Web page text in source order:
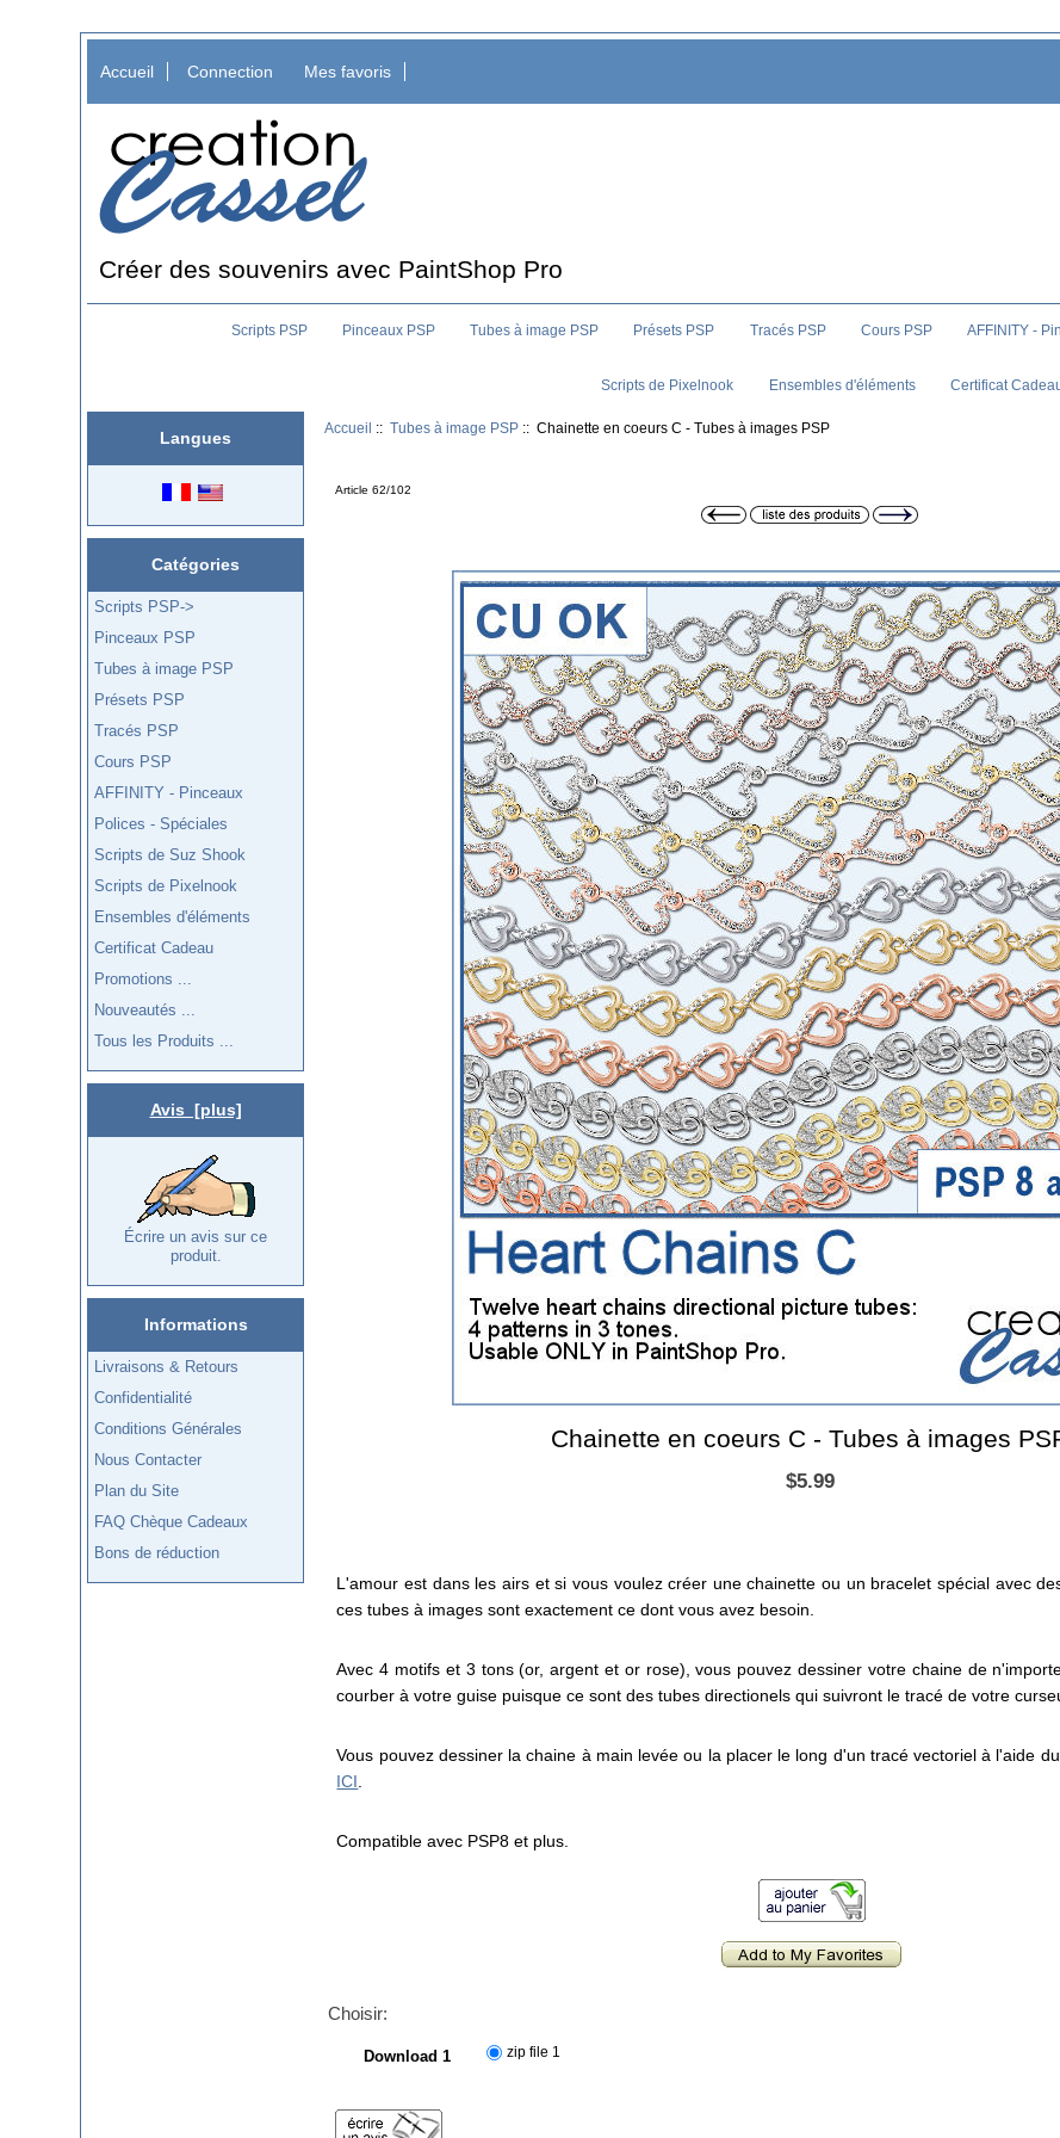
Accueil Connection Mes favoris
Créer des souvenirs avec PaintShop Pro
Scripts PSP Pinceaux PSP Tubes à image PSP Présets PSP Tracés PSP Cours PSP AFFINITY -
Scripts de Pixelnook Ensembles d'éléments Certificat
Langues
Catégories
Scripts PSP->
Pinceaux PSP
Tubes à image PSP
Présets PSP
Tracés PSP
Cours PSP
AFFINITY - Pinceaux
Polices - Spéciales
Scripts de Suz Shook
Scripts de Pixelnook
Ensembles d'éléments
Certificat Cadeau
Promotions ...
Nouveautés ...
Tous les Produits ...
Avis [plus]
Écrire un avis sur ce
produit.
Informations
Livraisons & Retours
Confidentialité
Conditions Générales
Nous Contacter
Plan du Site
FAQ Chèque Cadeaux
Bons de réduction
Accueil :: Tubes à image PSP :: Chainette en coeurs C - Tubes à images PSP
Article 62/102
Chainette en coeurs C - Tubes à images
$5.99
L'amour est dans les airs et si vous voulez créer une chainette ou un bracelet spécial avec
ces tubes à images sont exactement ce dont vous avez besoin.
Avec 4 motifs et 3 tons (or, argent et or rose), vous pouvez dessiner votre chaine de
courber à votre guise puisque ce sont des tubes directionels qui suivront le tracé de votre
Vous pouvez dessiner la chaine à main levée ou la placer le long d'un tracé vectoriel à l'aide
ICI
Compatible avec PSP8 et plus.
Choisir:
Download 1 zip file 1